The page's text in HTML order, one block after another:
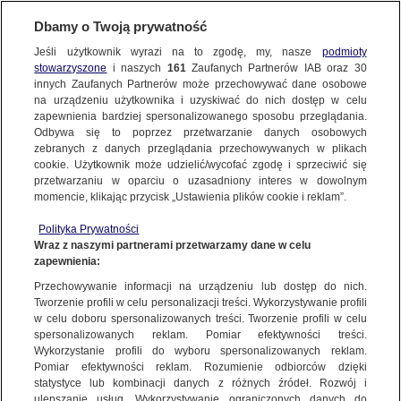
KONTAKT24
Wyślij Materiał
WYŚLIJ MATERIAŁ
NAJNOWSZE
GORĄCE TEMATY
WIĘCEJ
KANAŁY
Dzień dobry!
Jedno konto do wszystkich usług
KONTAKT24|NAJNOWSZE
MATERIAŁ UŻYTKOWNIKA
Samolot, którym podróżuje Maja
Chwalińska
Dbamy o Twoją prywatność
Jeśli użytkownik wyrazi na to zgodę, my, nasze podmioty
stowarzyszone i naszych 161Zaufanych Partnerów IAB oraz 30
innych Zaufanych Partnerów może przechowywać dane osobowe
na urządzeniu użytkownika i uzyskiwać do nich dostęp w celu
zapewnienia bardziej spersonalizowanego sposobu przeglądania.
Odbywa się to poprzez przetwarzanie danych osobowych
zebranych z danych przeglądania przechowywanych w plikach
cookie. Użytkownik może udzielić/wycofać zgodę i sprzeciwić się
przetwarzaniu w oparciu o uzasadniony interes w dowolnym
momencie, klikając przycisk „Ustawienia plików cookie i reklam”.
Polityka Prywatności
Wraz z naszymi partnerami przetwarzamy dane w celu
zapewnienia:
Przechowywanie informacji na urządzeniu lub dostęp do nich.
Tworzenie profili w celu personalizacji treści. Wykorzystywanie profili
w celu doboru spersonalizowanych treści. Tworzenie profili w celu
spersonalizowanych reklam. Pomiar efektywności treści.
Wykorzystanie profili do wyboru spersonalizowanych reklam.
Pomiar efektywności reklam. Rozumienie odbiorców dzięki
statystyce lub kombinacji danych z różnych źródeł. Rozwój i